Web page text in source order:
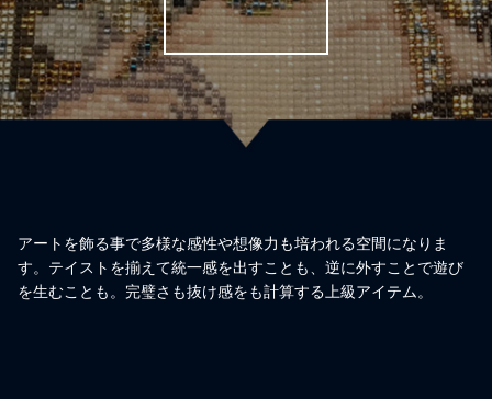
アートを飾る事で多様な感性や想像力も培われる空間になりま
す。テイストを揃えて統一感を出すことも、逆に外すことで遊び
を生むことも。完璧さも抜け感をも計算する上級アイテム。